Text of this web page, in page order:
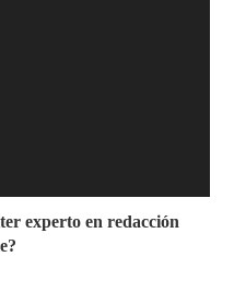
experto en redacción